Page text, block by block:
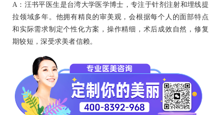
A：汪书平医生是台湾大学医学博士，专注于针剂注射和埋线提
拉领域多年。他拥有精良的审美观，会根据每个人的面部特点
和实际需求制定个性化方案，操作精细，术后成效自然，修复
期较短，深受求美者信赖。